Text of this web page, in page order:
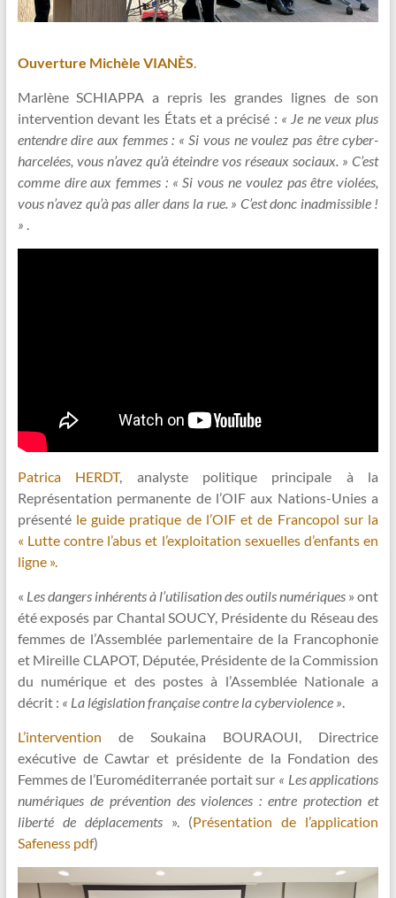
Ouverture Michèle VIANÈS.
Marlène SCHIAPPA a repris les grandes lignes de son
intervention devant les États et a précisé : « Je ne veux plus
entendre dire aux femmes : « Si vous ne voulez pas être cyber-
harcelées, vous n’avez qu’à éteindre vos réseaux sociaux. » C’est
comme dire aux femmes : « Si vous ne voulez pas être violées,
vous n’avez qu’à pas aller dans la rue. » C’est donc inadmissible !
» .
Patrica HERDT, analyste politique principale à la
Représentation permanente de l’OIF aux Nations-Unies a
présenté le guide pratique de l’OIF et de Francopol sur la
« Lutte contre l’abus et l’exploitation sexuelles d’enfants en
ligne ».
« Les dangers inhérents à l’utilisation des outils numériques » ont
été exposés par Chantal SOUCY, Présidente du Réseau des
femmes de l’Assemblée parlementaire de la Francophonie
et Mireille CLAPOT, Députée, Présidente de la Commission
du numérique et des postes à l’Assemblée Nationale a
décrit : « La législation française contre la cyberviolence ».
L’intervention de Soukaina BOURAOUI, Directrice
exécutive de Cawtar et présidente de la Fondation des
Femmes de l’Euroméditerranée portait sur « Les applications
numériques de prévention des violences : entre protection et
liberté de déplacements». (Présentation de l’application
Safeness pdf)